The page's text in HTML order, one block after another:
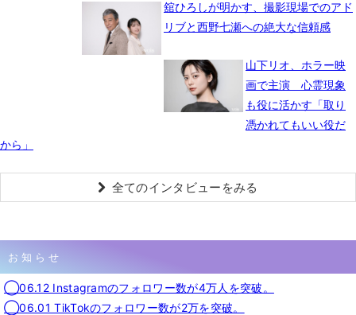
舘ひろしが明かす、撮影現場でのアド
リブと西野七瀬への絶大な信頼感
山下リオ、ホラー映
画で主演 心霊現象
も役に活かす「取り
憑かれてもいい役だ
から」
全てのインタビューをみる
お知らせ
◯06.12 Instagramのフォロワー数が4万人を突破。
◯06.01 TikTokのフォロワー数が2万を突破。